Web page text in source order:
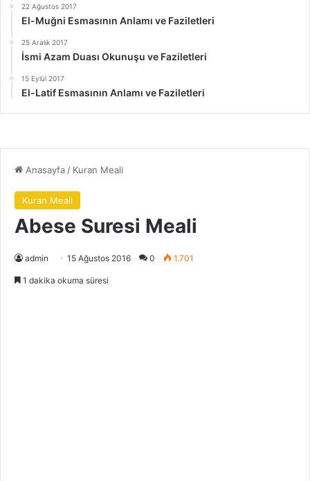
22 Ağustos 2017
El-Muğni Esmasının Anlamı ve Faziletleri
25 Aralık 2017
İsmi Azam Duası Okunuşu ve Faziletleri
15 Eylül 2017
El-Latif Esmasının Anlamı ve Faziletleri